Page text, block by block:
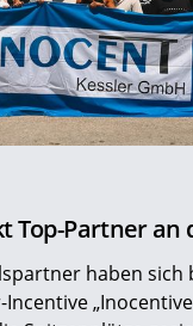
Top-Partner an
haben sich
„Inocentive